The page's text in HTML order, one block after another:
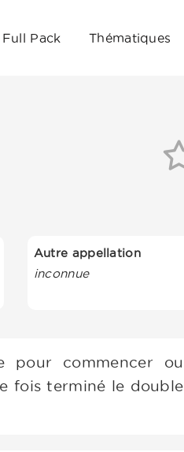
Full Pack Thématiques
Autre appellation
inconnue
pour commencer ou
fois terminé le double